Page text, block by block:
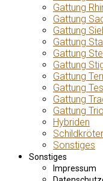
Gattung
Gattung
Gattung
Gattung
Gattung
Gattung
Gattung
Gattung
Gattung
Gattung
Hybriden
Sonstiges
Sonstiges
Impressum